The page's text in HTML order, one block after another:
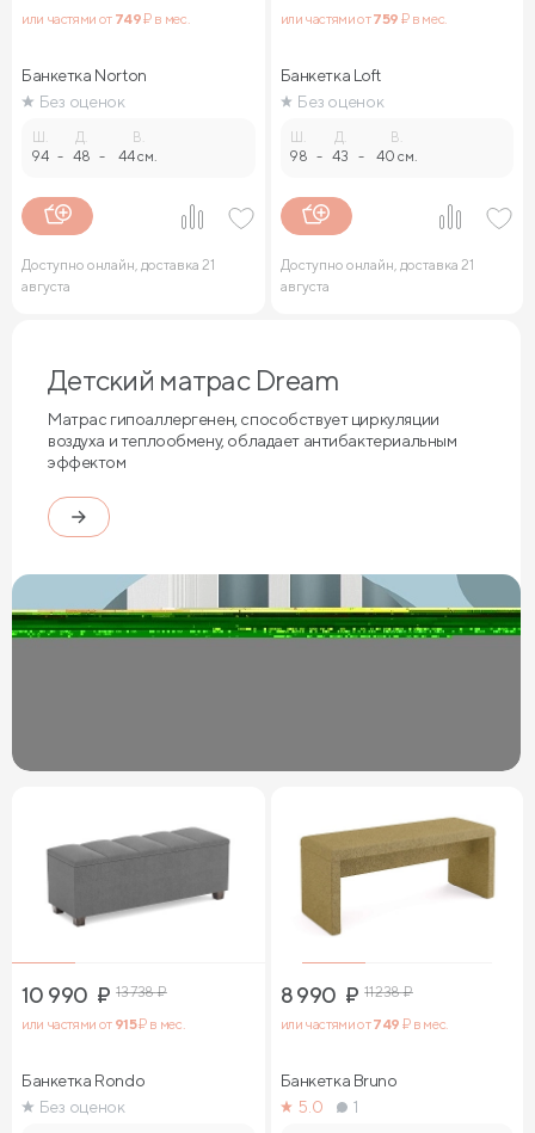
или частями от 749₽ в мес.
Банкетка Norton
Без оценок
94 -
Д.
48 -
В.
44 см.
Доступно онлайн, доставка 21
августа
или частями от759 ₽ в мес.
Банкетка Loft
Без оценок
98 -
Д.
43 -
В.
40 см.
Доступно онлайн, доставка 21
августа
Детский матрас Dream
Матрас гипоаллергенен, способствует циркуляции
воздуха и теплообмену, обладает антибактериальным
эффектом
10 990 ₽ 13 738₽
или частями от 915₽ в мес.
Банкетка Rondo
Без оценок
8 990 ₽ 11 238₽
или частями от749 ₽ в мес.
Банкетка Bruno
5.0
1